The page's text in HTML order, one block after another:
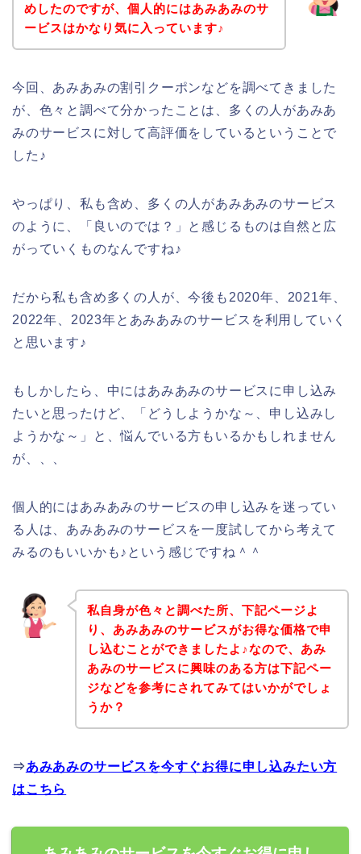
めしたのですが、個人的にはあみあみのサ
ービスはかなり気に入っています♪
今回、あみあみの割引クーポンなどを調べてきました
が、色々と調べて分かったことは、多くの人があみあ
みのサービスに対して高評価をしているということで
した♪
やっぱり、私も含め、多くの人があみあみのサービス
のように、「良いのでは？」と感じるものは自然と広
がっていくものなんですね♪
だから私も含め多くの人が、今後も2020年、2021年、
2022年、2023年とあみあみのサービスを利用していく
と思います♪
もしかしたら、中にはあみあみのサービスに申し込み
たいと思ったけど、「どうしようかな～、申し込みし
ようかな～」と、悩んでいる方もいるかもしれません
が、、、
個人的にはあみあみのサービスの申し込みを迷ってい
る人は、あみあみのサービスを一度試してから考えて
みるのもいいかも♪という感じですね＾＾
私自身が色々と調べた所、下記ページよ
り、あみあみのサービスがお得な価格で申
し込むことができましたよ♪なので、あみ
あみのサービスに興味のある方は下記ペー
ジなどを参考にされてみてはいかがでしょ
うか？
⇒あみあみのサービスを今すぐお得に申し込みたい方
はこちら